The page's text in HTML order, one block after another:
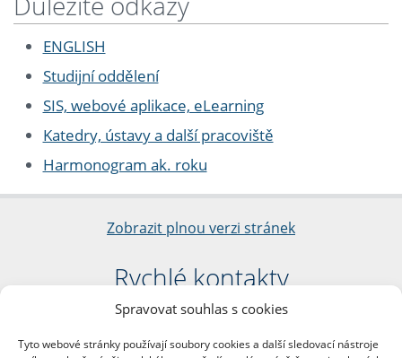
Spravovat souhlas s cookies
Tyto webové stránky používají soubory cookies a další sledovací nástroje
ENGLISH
Studijní oddělení
SIS, webové aplikace, eLearning
Katedry, ústavy a další pracoviště
Harmonogram ak. roku
Zobrazit plnou verzi stránek
Rychlé kontakty
Filozofická fakulta
nám. Jana Palacha 1/2